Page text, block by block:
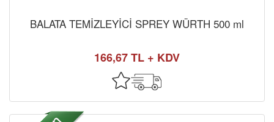
BALATA TEMİZLEYİCİ SPREY WÜRTH 500 ml
166,67 TL + KDV